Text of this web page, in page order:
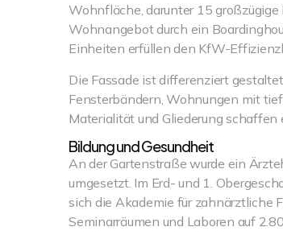
Wohnfläche, darunter 15
Wohnangebot durch ein
Einheiten erfüllen den KfW-
Die Fassade ist differenziert
Fensterbändern, Wohnungen mit
Materialität und Gliederung schaffen
Bildung und Gesundheit
An der Gartenstraße wurde ein
umgesetzt. Im Erd- und 1.
sich die Akademie für zahnärztliche
Seminarräumen und Laboren auf